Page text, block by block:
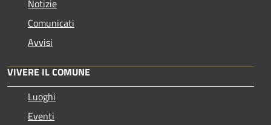
Notizie
Comunicati
Avvisi
VIVERE IL COMUNE
Luoghi
Eventi